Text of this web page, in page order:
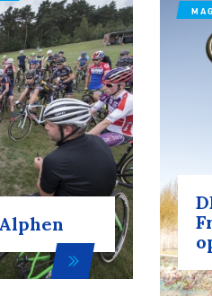
Kunstwielrijden
Baanwielrennen
BMX freestyle
Veldrijden